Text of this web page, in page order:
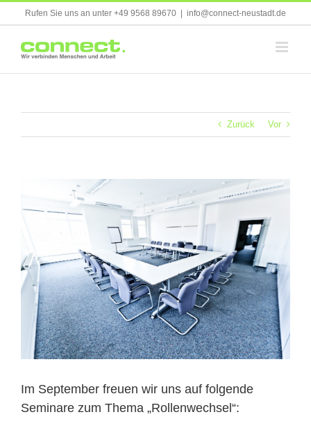
Rufen Sie uns an unter +49 9568 89670 info@connect-neustadt.de
Zurück Vor
Bild
Im September freuen wir uns auf folgende
Seminare zum Thema „Rollenwechsel“: